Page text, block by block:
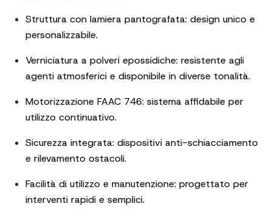
Struttura con lamiera pantografata: design unico e
personalizzabile.
Verniciatura a polveri epossidiche: resistente agli
agenti atmosferici e disponibile in diverse tonalità.
Motorizzazione FAAC 746: sistema affidabile per
utilizzo continuativo.
Sicurezza integrata: dispositivi anti-schiacciamento
e rilevamento ostacoli.
Facilità di utilizzo e manutenzione: progettato per
interventi rapidi e semplici.